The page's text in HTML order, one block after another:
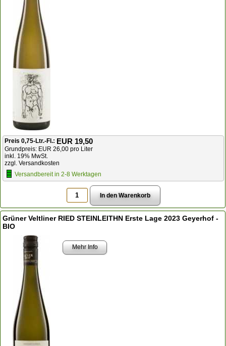
Preis 0,75-Ltr.-Fl.: EUR 19,50
Grundpreis: EUR 26,00 pro Liter
inkl. 19% MwSt.
zzgl. Versandkosten
Versandbereit in 2-8 Werktagen
Grüner Veltliner RIED STEINLEITHN Erste Lage 2023 Geyerhof -
BIO
Mehr Info